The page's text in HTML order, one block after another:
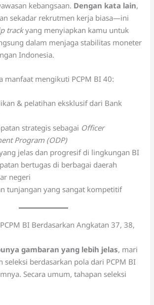
kebangsaan. Dengan kata lain,
sekadar rekrutmen kerja biasa—ini
trackyang menyiapkan kamu untuk
dalam menjaga stabilitas moneter
Indonesia.
manfaat mengikuti PCPM BI 40:
& pelatihan eksklusif dari Bank
strategis sebagai Officer
Program (ODP)
jelas dan progresif di lingkungan BI
bertugas di berbagai daerah
negeri
tunjangan yang sangat kompetitif
BI Berdasarkan Angkatan 37, 38,
gambaran yang lebih jelas, mari
seleksi berdasarkan pola dari PCPM BI
Secara umum, tahapan seleksi